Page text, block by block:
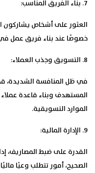
7. بناء الفريق المناسب:
العثور على أشخاص يشاركون
خصوصًا عند بناء فريق عمل في
8. التسويق وجذب العملاء:
في ظل المنافسة الشديدة،
المستهدف وبناء قاعدة
الموارد التسويقية.
9. الإدارة المالية:
القدرة على ضبط المصاريف،
الصحيح، أمور تتطلب وعيًا